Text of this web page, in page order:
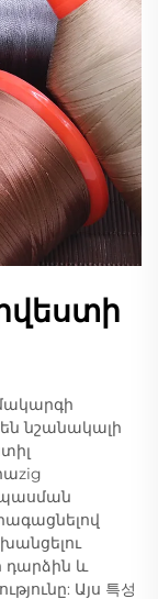
նշանակալի
դարձին և
Այս 특성